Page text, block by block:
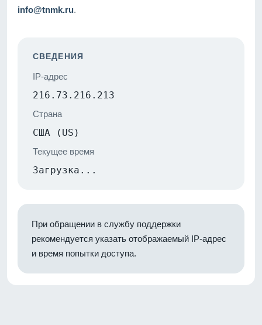
info@tnmk.ru.
СВЕДЕНИЯ
IP-адрес
216.73.216.213
Страна
США (US)
Текущее время
Загрузка...
При обращении в службу поддержки
рекомендуется указать отображаемый IP-адрес
и время попытки доступа.